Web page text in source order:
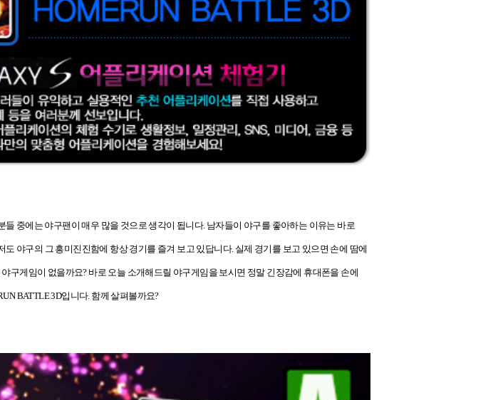
중에는 야구팬이 매우 많을 것으로 생각이 됩니다. 남자들이 야구를 좋아하는 이유는 바로
야구의 그 흥미진진함에 항상 경기를 즐겨 보고 있답니다. 실제 경기를 보고 있으면 손에 땀에
구게임이 없을까요? 바로 오늘 소개해드릴 야구게임을 보시면 정말 긴장감에 휴대폰을 손에
BATTLE 3D입니다. 함께 살펴볼까요?